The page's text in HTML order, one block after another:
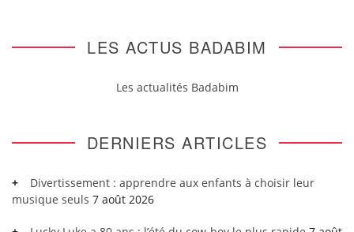
LES ACTUS BADABIM
Les actualités Badabim
DERNIERS ARTICLES
Divertissement : apprendre aux enfants à choisir leur
musique seuls 7 août 2026